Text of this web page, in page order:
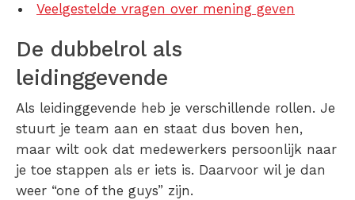
Veelgestelde vragen over mening geven
De dubbelrol als
leidinggevende
Als leidinggevende heb je verschillende rollen. Je
stuurt je team aan en staat dus boven hen,
maar wilt ook dat medewerkers persoonlijk naar
je toe stappen als er iets is. Daarvoor wil je dan
weer “one of the guys” zijn.